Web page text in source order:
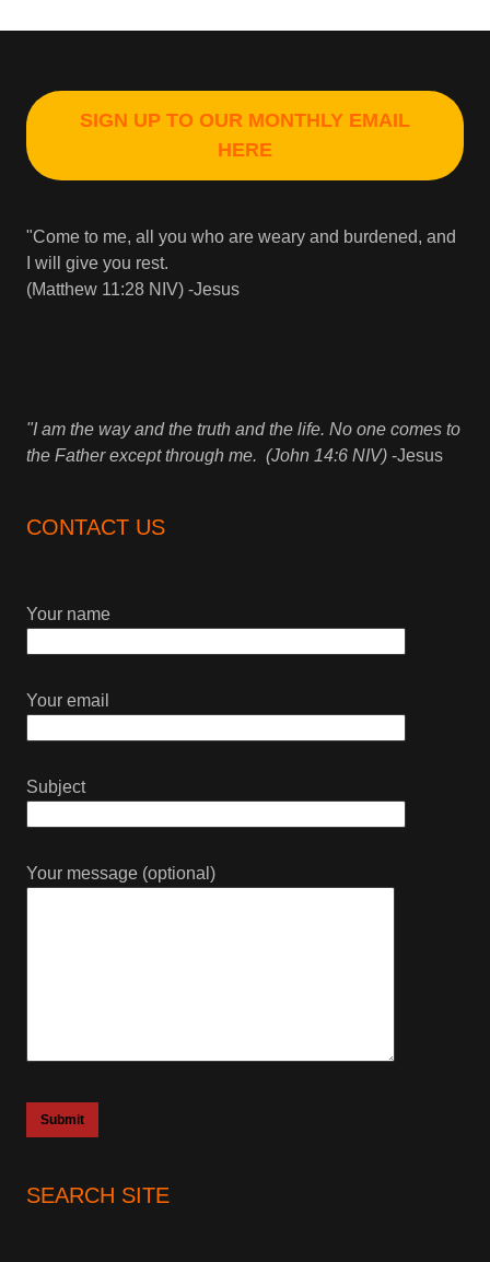
SIGN UP TO OUR MONTHLY EMAIL
HERE
"Come to me, all you who are weary and burdened, and
I will give you rest.
(Matthew 11:28 NIV) -Jesus
"I am the way and the truth and the life. No one comes to
the Father except through me. (John 14:6 NIV) -Jesus
CONTACT US
Your name
Your email
Subject
Your message (optional)
SEARCH SITE